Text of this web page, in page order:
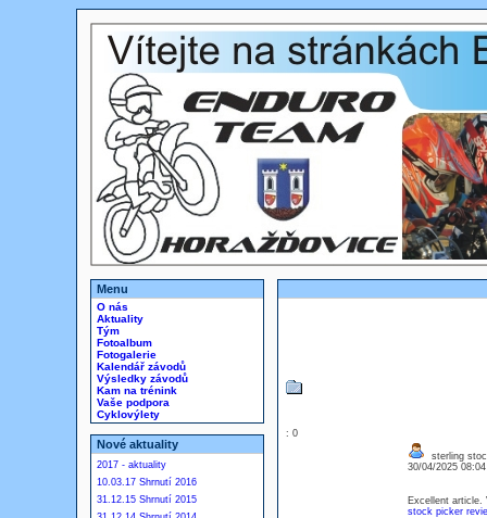
Menu
O nás
Aktuality
Tým
Fotoalbum
Fotogalerie
Kalendář závodů
Výsledky závodů
Kam na trénink
Vaše podpora
Cyklovýlety
Nové aktuality
2017 - aktuality
10.03.17 Shrnutí 2016
31.12.15 Shrnutí 2015
: 0
sterling
30/04/2025
Excellent
stock picker